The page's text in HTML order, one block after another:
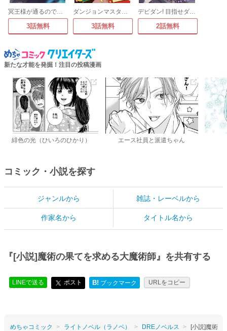
冥王様が通るのですよ!@COMIC
3話無料
ダンジョンマスター班目～普通にやっても無理そうだからカジノ作ることにした～@COMIC
3話無料
デビダン! 目指せダンジョンニート物語 コミック版(分冊版)
2話無料
新たな才能を発掘！注目の投稿漫画
緋色の光（ひいろのひかり） エース社員と派遣ちゃん
コミック・小説を探す
ジャンルから 雑誌・レーベルから
作家名から タイトル名から
『[小説]魔術の果てを求める大魔術師』を共有する
LINEで送る ポスト B! ブックマーク URLをコピー
めちゃコミック ライトノベル（ラノベ） DREノベルス
[小説]魔術